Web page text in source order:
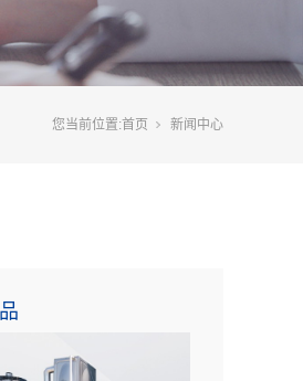
您当前位置:首页 新闻中心